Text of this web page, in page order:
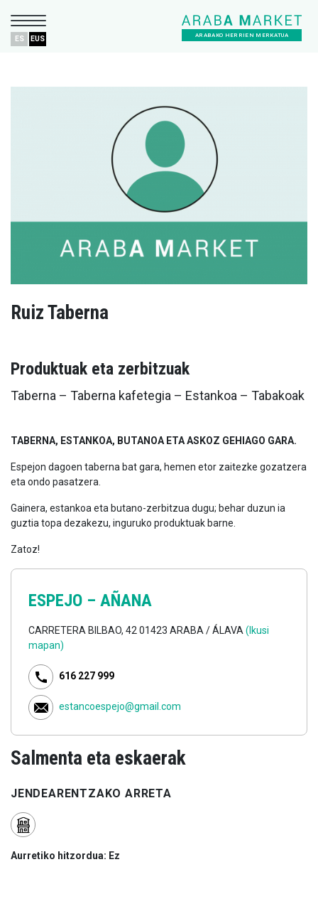
ARABAKO HERRIEN MERKATUA
ES EUS
Ruiz Taberna
Produktuak eta zerbitzuak
Taberna – Taberna kafetegia – Estankoa – Tabakoak
TABERNA, ESTANKOA, BUTANOA ETA ASKOZ GEHIAGO GARA.
Espejon dagoen taberna bat gara, hemen etor zaitezke gozatzera
eta ondo pasatzera.
Gainera, estankoa eta butano-zerbitzua dugu; behar duzun ia
guztia topa dezakezu, inguruko produktuak barne.
Zatoz!
ESPEJO – AÑANA
CARRETERA BILBAO, 42 01423 ARABA / ÁLAVA(Ikusi
mapan)
616 227 999
estancoespejo@gmail.com
Salmenta eta eskaerak
JENDEARENTZAKO ARRETA
Aurretiko hitzordua: Ez